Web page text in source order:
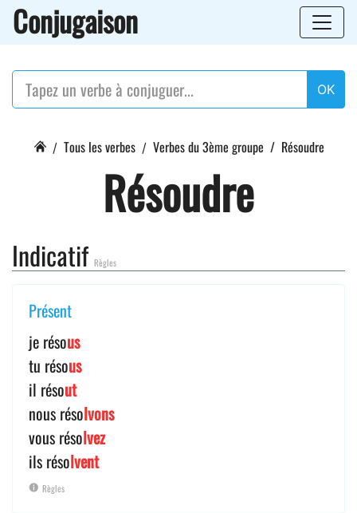
Conjugaison
OK
Tous les verbes Verbes du 3ème groupe Résoudre
Résoudre
Indicatif Règles
Présent
je résous
tu résous
il résout
nous résolvons
vous résolvez
ils résolvent
Règles